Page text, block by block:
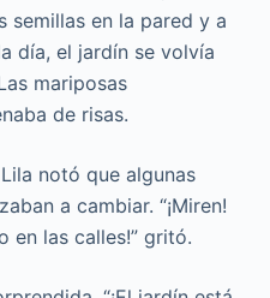
semillas en la pared y a
día, el jardín se volvía
mariposas
de risas.
notó que algunas
a cambiar. “¡Miren!
en las calles!” gritó.